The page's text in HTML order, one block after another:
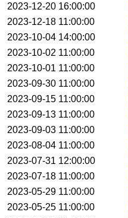
2023-12-20 16:00:00
2023-12-18 11:00:00
2023-10-04 14:00:00
2023-10-02 11:00:00
2023-10-01 11:00:00
2023-09-30 11:00:00
2023-09-15 11:00:00
2023-09-13 11:00:00
2023-09-03 11:00:00
2023-08-04 11:00:00
2023-07-31 12:00:00
2023-07-18 11:00:00
2023-05-29 11:00:00
2023-05-25 11:00:00